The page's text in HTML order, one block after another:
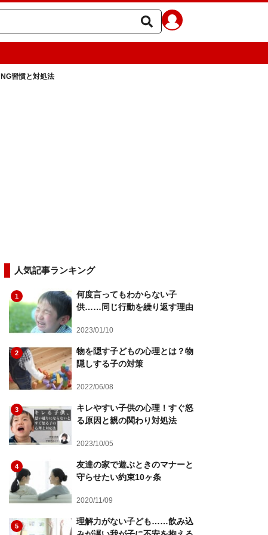
習慣と対処法
人気記事ランキング
1
何度言ってもわからない子
供……同じ行動を繰り返す理由
2023/01/10
2
物を隠す子どもの心理とは？物
隠しする子の対策
2022/06/08
3
キレやすい子供の心理！すぐ怒
る原因と親の関わり対処法
2023/10/05
4
友達の家で遊ぶときのマナーと
守らせたい約束10ヶ条
2020/11/09
5
理解力がない子ども……飲み込